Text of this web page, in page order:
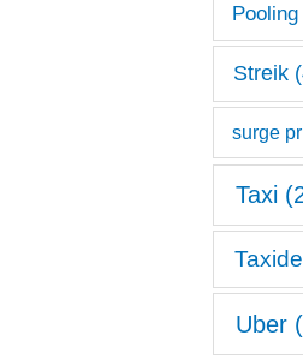
Pooling
Streik
surge
Taxi
Uber